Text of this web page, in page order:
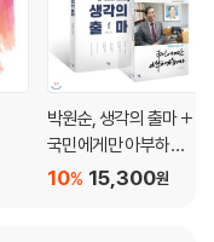
박원순, 생각의 출마 +
국민에게만 아부하겠
습니다 세트15,300원
10%